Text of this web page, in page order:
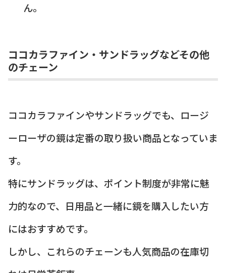
ん。
ココカラファイン・サンドラッグなどその他
のチェーン
ココカラファインやサンドラッグでも、ロージ
ーローザの鏡は定番の取り扱い商品となっていま
す。
特にサンドラッグは、ポイント制度が非常に魅
力的なので、日用品と一緒に鏡を購入したい方
にはおすすめです。
しかし、これらのチェーンも人気商品の在庫切